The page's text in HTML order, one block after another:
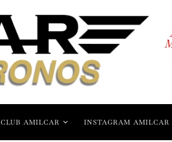
CLUB AMILCAR INSTAGRAM AMILCAR